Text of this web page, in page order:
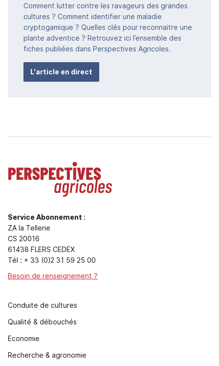
Comment lutter contre les ravageurs des grandes
cultures ? Comment identifier une maladie
cryptogamique ? Quelles clés pour reconnaitre une
plante adventice ? Retrouvez ici l’ensemble des
fiches publiées dans Perspectives Agricoles.
L'article en direct
Service Abonnement :
ZA la Tellerie
CS 20016
61438 FLERS CEDEX
Tél : + 33 (0)2 31 59 25 00
Besoin de renseignement ?
Conduite de cultures
Qualité & débouchés
Economie
Recherche & agronomie